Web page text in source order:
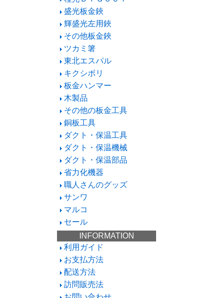
盛光板金鋏
輝盛光左用鋏
その他板金鋏
ツカミ箸
東北エスパル
キクシボリ
板金ハンマー
木製品
その他の板金工具
銅板工具
ダクト・保温工具
ダクト・保温機械
ダクト・保温部品
省力化機器
職人さんのグッズ
サンワ
マルコ
セール
INFORMATION
利用ガイド
お支払方法
配送方法
訪問販売法